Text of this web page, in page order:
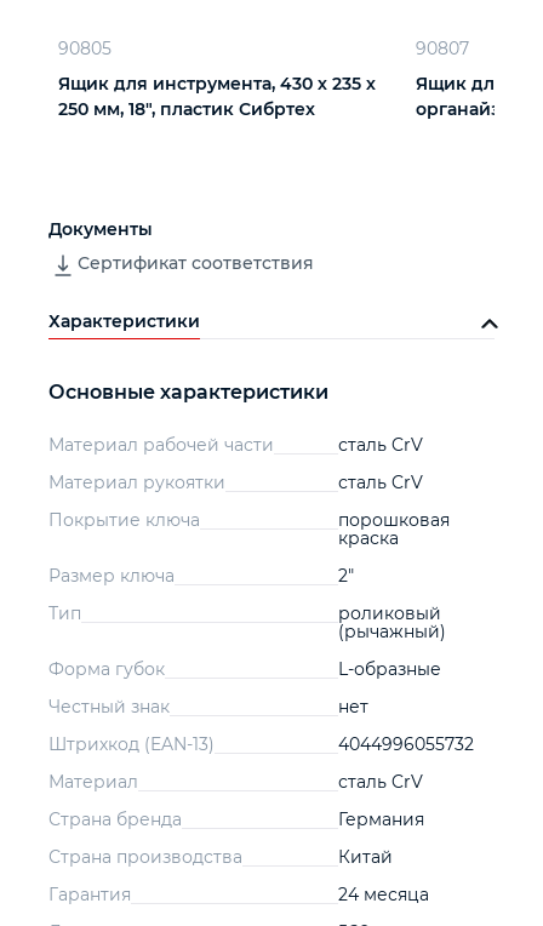
90805
Ящик для инструмента, 430 х 235 х
250 мм, 18", пластик Сибртех
90807
Ящик для
Документы
Сертификат соответствия
Характеристики
Основные характеристики
Материал рабочей части
сталь CrV
Материал рукоятки
сталь CrV
Покрытие ключа
порошковая
краска
Размер ключа
2"
Тип
роликовый
(рычажный)
Форма губок
L-образные
Честный знак
нет
Штрихкод (EAN-13)
4044996055732
Материал
сталь CrV
Страна бренда
Германия
Страна производства
Китай
Гарантия
24 месяца